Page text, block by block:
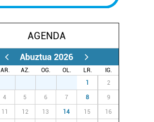
AGENDA
Abuztua 2026
AR. AZ. OG. OL. LR.
IG.
1 2
4 5 6 7 8 9
11 12 13 14 15 16